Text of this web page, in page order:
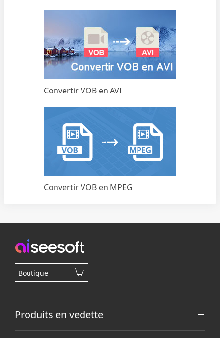
Convertir VOB en AVI
Convertir VOB en MPEG
Boutique
Produits en vedette